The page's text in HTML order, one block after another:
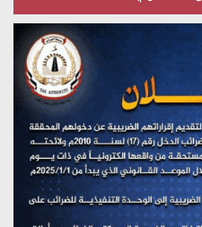
حول جرائم تحالف العدوان